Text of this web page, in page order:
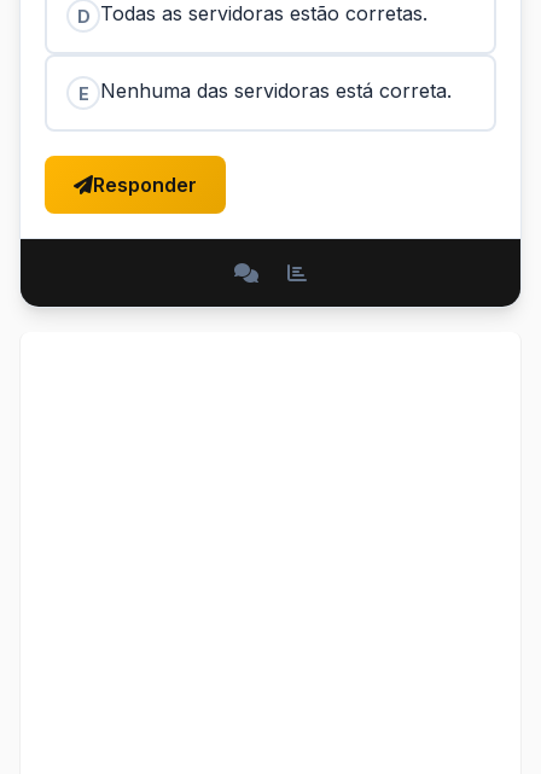
D Todas as servidoras estão corretas.
E Nenhuma das servidoras está correta.
Responder